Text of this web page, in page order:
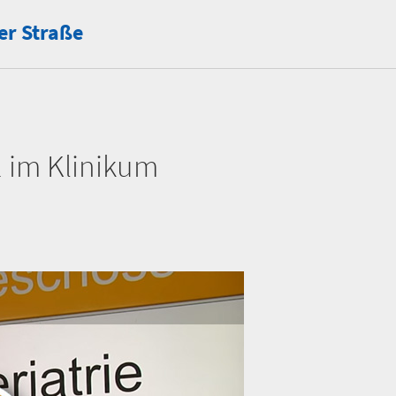
für Innere
Oberärztin Geriatrische
Straße
im Klinikum